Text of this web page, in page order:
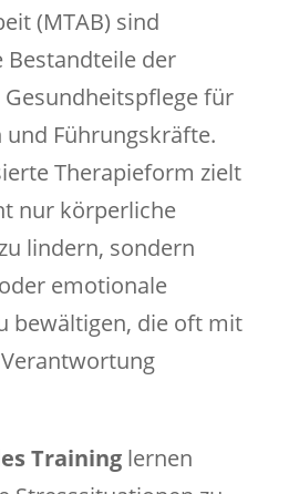
(MTAB) sind
Bestandteile der
für
und Führungskräfte.
Therapieform zielt
nur körperliche
lindern, sondern
emotionale
bewältigen, die oft mit
Traininglernen